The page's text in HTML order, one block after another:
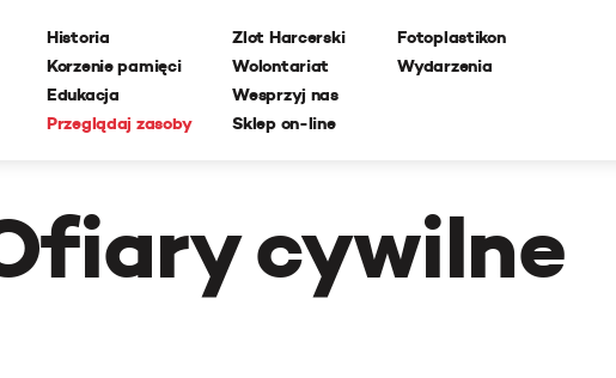
Historia
Korzenie pamięci
Edukacja
Przeglądaj zasoby
Zlot Harcerski
Wolontariat
Wesprzyj nas
Sklep on-line
Fotoplastikon
Wydarzenia
cywilne